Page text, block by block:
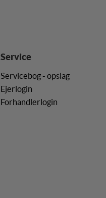
Service
Servicebog - opslag
Ejerlogin
Forhandlerlogin